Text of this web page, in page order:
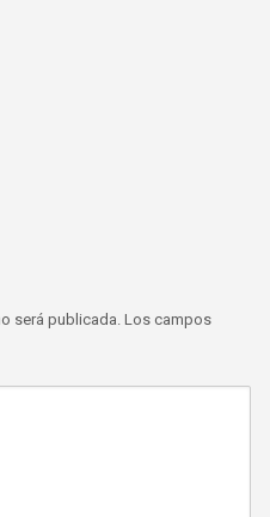
será publicada. Los campos